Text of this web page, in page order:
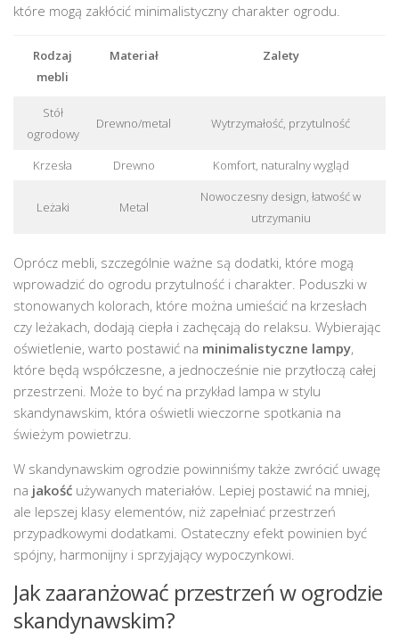
które mogą zakłócić minimalistyczny charakter ogrodu.
Rodzaj
mebli
Materiał Zalety
Stół
ogrodowy
Drewno/metal Wytrzymałość, przytulność
Krzesła Drewno Komfort, naturalny wygląd
Leżaki Metal
Nowoczesny design, łatwość w
utrzymaniu
Oprócz mebli, szczególnie ważne są dodatki, które mogą
wprowadzić do ogrodu przytulność i charakter. Poduszki w
stonowanych kolorach, które można umieścić na krzesłach
czy leżakach, dodają ciepła i zachęcają do relaksu. Wybierając
oświetlenie, warto postawić na minimalistyczne lampy,
które będą współczesne, a jednocześnie nie przytłoczą całej
przestrzeni. Może to być na przykład lampa w stylu
skandynawskim, która oświetli wieczorne spotkania na
świeżym powietrzu.
W skandynawskim ogrodzie powinniśmy także zwrócić uwagę
na jakość używanych materiałów. Lepiej postawić na mniej,
ale lepszej klasy elementów, niż zapełniać przestrzeń
przypadkowymi dodatkami. Ostateczny efekt powinien być
spójny, harmonijny i sprzyjający wypoczynkowi.
Jak zaaranżować przestrzeń w ogrodzie
skandynawskim?